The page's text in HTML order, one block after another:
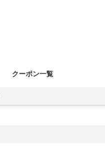
クーポン一覧